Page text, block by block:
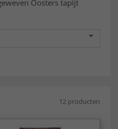
Oosters tapijt
12 producten